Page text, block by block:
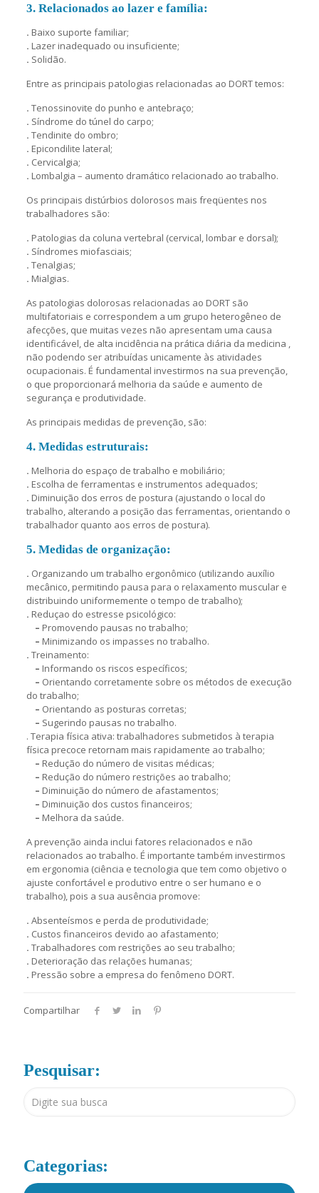
3. Relacionados ao lazer e família:
. Baixo suporte familiar;
. Lazer inadequado ou insuficiente;
. Solidão.
Entre as principais patologias relacionadas ao DORT temos:
. Tenossinovite do punho e antebraço;
. Síndrome do túnel do carpo;
. Tendinite do ombro;
. Epicondilite lateral;
. Cervicalgia;
. Lombalgia – aumento dramático relacionado ao trabalho.
Os principais distúrbios dolorosos mais freqüentes nos
trabalhadores são:
. Patologias da coluna vertebral (cervical, lombar e dorsal);
. Síndromes miofasciais;
. Tenalgias;
. Mialgias.
As patologias dolorosas relacionadas ao DORT são
multifatoriais e correspondem a um grupo heterogêneo de
afecções, que muitas vezes não apresentam uma causa
identificável, de alta incidência na prática diária da medicina ,
não podendo ser atribuídas unicamente às atividades
ocupacionais. É fundamental investirmos na sua prevenção,
o que proporcionará melhoria da saúde e aumento de
segurança e produtividade.
As principais medidas de prevenção, são:
4. Medidas estruturais:
. Melhoria do espaço de trabalho e mobiliário;
. Escolha de ferramentas e instrumentos adequados;
. Diminuição dos erros de postura (ajustando o local do
trabalho, alterando a posição das ferramentas, orientando o
trabalhador quanto aos erros de postura).
5. Medidas de organização:
. Organizando um trabalho ergonômico (utilizando auxílio
mecânico, permitindo pausa para o relaxamento muscular e
distribuindo uniformemente o tempo de trabalho);
. Reduçao do estresse psicológico:
– Promovendo pausas no trabalho;
– Minimizando os impasses no trabalho.
. Treinamento:
– Informando os riscos específicos;
– Orientando corretamente sobre os métodos de execução
do trabalho;
– Orientando as posturas corretas;
– Sugerindo pausas no trabalho.
. Terapia física ativa: trabalhadores submetidos à terapia
física precoce retornam mais rapidamente ao trabalho;
– Redução do número de visitas médicas;
– Redução do número restrições ao trabalho;
– Diminuição do número de afastamentos;
– Diminuição dos custos financeiros;
– Melhora da saúde.
A prevenção ainda inclui fatores relacionados e não
relacionados ao trabalho. É importante também investirmos
em ergonomia (ciência e tecnologia que tem como objetivo o
ajuste confortável e produtivo entre o ser humano e o
trabalho), pois a sua ausência promove:
. Absenteísmos e perda de produtividade;
. Custos financeiros devido ao afastamento;
. Trabalhadores com restrições ao seu trabalho;
. Deterioração das relações humanas;
. Pressão sobre a empresa do fenômeno DORT.
Compartilhar
Pesquisar:
Categorias: